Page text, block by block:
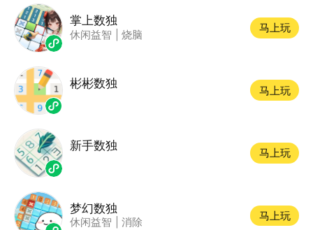
掌上数独
休闲益智 烧脑
马上玩
彬彬数独
马上玩
新手数独
马上玩
梦幻数独
休闲益智 消除
马上玩